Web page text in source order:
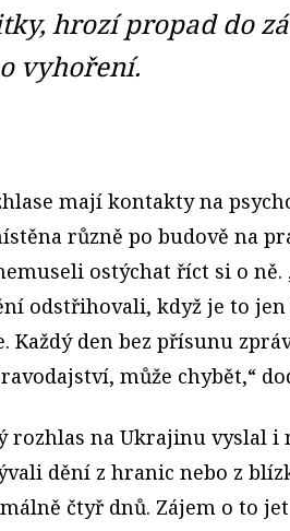
hrozí propad do
vyhoření.
mají kontakty na
různě po budově na
ostýchat říct si o ně.
odstřihovali, když je to
Každý den bez přísunu
může chybět,“
rozhlas na Ukrajinu vyslal
dění z hranic nebo z
čtyř dnů. Zájem o to